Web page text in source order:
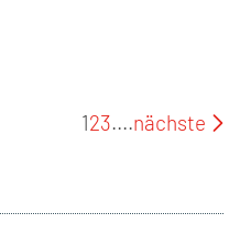
123....nächste